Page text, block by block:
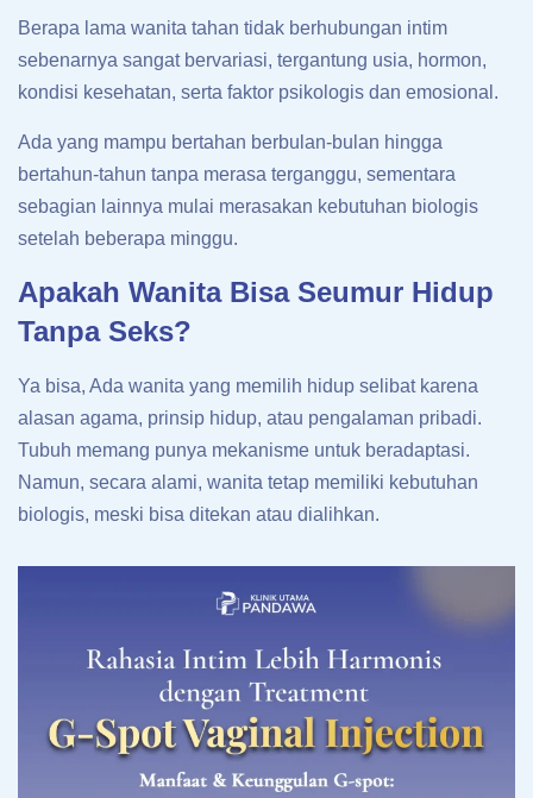
Berapa lama wanita tahan tidak berhubungan intim
sebenarnya sangat bervariasi, tergantung usia, hormon,
kondisi kesehatan, serta faktor psikologis dan emosional.
Ada yang mampu bertahan berbulan-bulan hingga
bertahun-tahun tanpa merasa terganggu, sementara
sebagian lainnya mulai merasakan kebutuhan biologis
setelah beberapa minggu.
Apakah Wanita Bisa Seumur Hidup
Tanpa Seks?
Ya bisa, Ada wanita yang memilih hidup selibat karena
alasan agama, prinsip hidup, atau pengalaman pribadi.
Tubuh memang punya mekanisme untuk beradaptasi.
Namun, secara alami, wanita tetap memiliki kebutuhan
biologis, meski bisa ditekan atau dialihkan.